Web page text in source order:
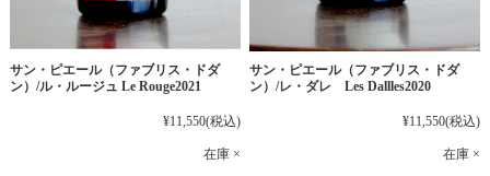
サン・ピエール（ファブリス・ドダ
ン）/ル・ルージュ Le Rouge2021
¥11,550(税込)
在庫 ×
サン・ピエール（ファブリス・ドダ
ン）/レ・ダレ Les Dallles2020
¥11,550(税込)
在庫 ×